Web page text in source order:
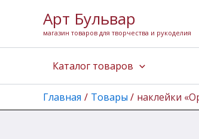
содержимому
Арт Бульвар
магазин товаров для творчества и рукоделия
Каталог товаров
Главная Товары наклейки
товара
наклейки
"Орнаменты,
01"